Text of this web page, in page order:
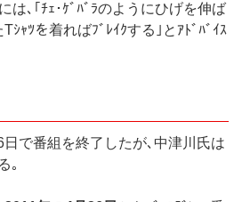
は､｢ﾁｪ･ｹﾞﾊﾞﾗのようにひげを伸ば
ｼｬﾂを着ればﾌﾞﾚｲｸする｣とｱﾄﾞﾊﾞｲｽ
日で番組を終了したが､中津川氏は
｡